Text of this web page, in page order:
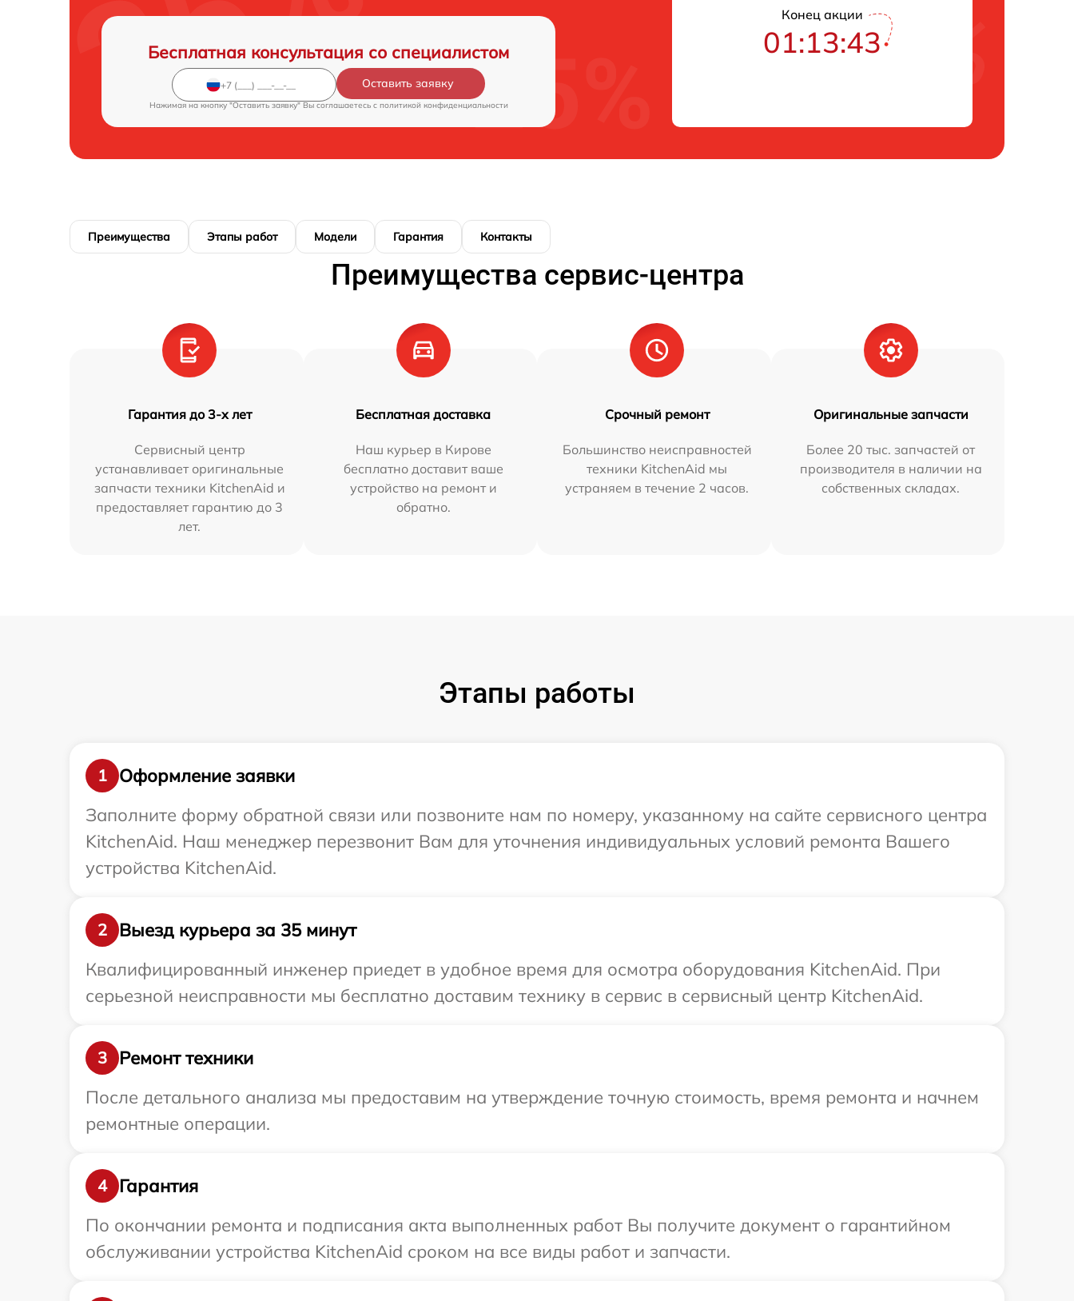
Бесплатная консультация со специалистом
Оставить заявку
Нажимая на кнопку "Оставить заявку" Вы соглашаетесь c политикой конфиденциальности
Конец акции
01:13:42
Преимущества Этапы работ Модели Гарантия Контакты
Преимущества сервис-центра
Гарантия до 3-х лет
Сервисный центр
устанавливает оригинальные
запчасти техники KitchenAid и
предоставляет гарантию до 3
лет.
Бесплатная доставка
Наш курьер в Кирове
бесплатно доставит ваше
устройство на ремонт и
обратно.
Срочный ремонт
Большинство неисправностей
техники KitchenAid мы
устраняем в течение 2 часов.
Оригинальные запчасти
Более 20 тыс. запчастей от
производителя в наличии на
собственных складах.
Этапы работы
1
Оформление заявки
Заполните форму обратной связи или позвоните нам по номеру, указанному на сайте сервисного центра
KitchenAid. Наш менеджер перезвонит Вам для уточнения индивидуальных условий ремонта Вашего
устройства KitchenAid.
2
Выезд курьера за 35 минут
Квалифицированный инженер приедет в удобное время для осмотра оборудования KitchenAid. При
серьезной неисправности мы бесплатно доставим технику в сервис в сервисный центр KitchenAid.
3
Ремонт техники
После детального анализа мы предоставим на утверждение точную стоимость, время ремонта и начнем
ремонтные операции.
4
Гарантия
По окончании ремонта и подписания акта выполненных работ Вы получите документ о гарантийном
обслуживании устройства KitchenAid сроком на все виды работ и запчасти.